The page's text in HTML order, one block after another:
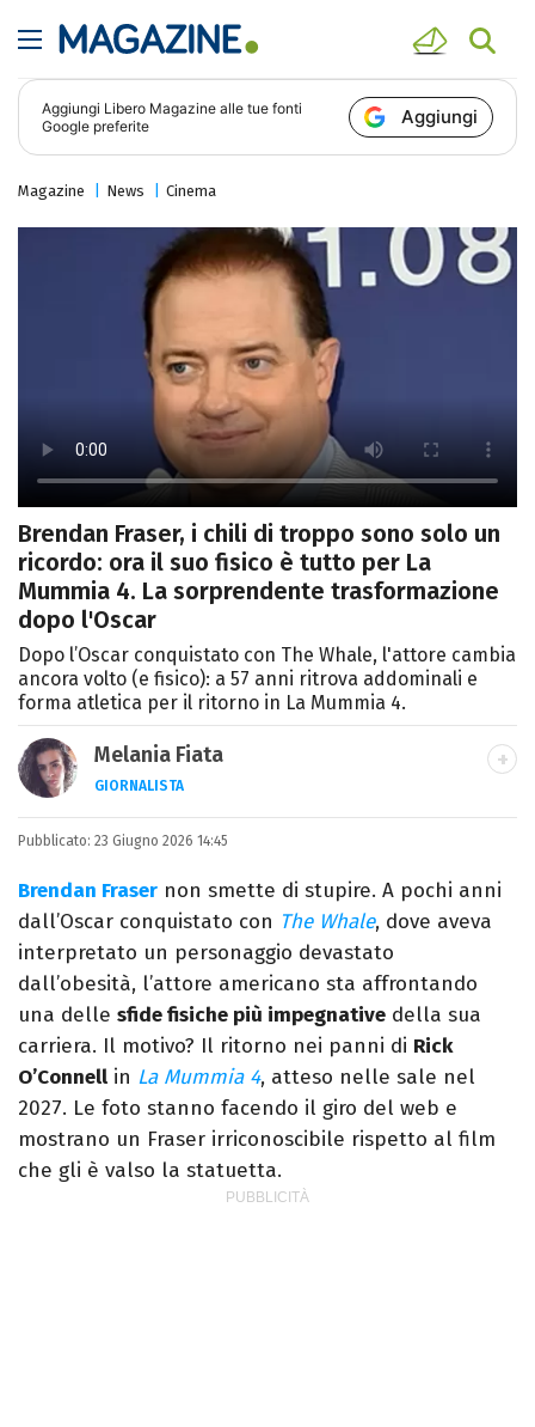
Aggiungi Libero Magazine alle tue fonti
Google preferite
Aggiungi
Magazine News Cinema
Brendan Fraser, i chili di troppo sono solo un
ricordo: ora il suo fisico è tutto per La
Mummia 4. La sorprendente trasformazione
dopo l'Oscar
Dopo l’Oscar conquistato con The Whale, l'attore cambia
ancora volto (e fisico): a 57 anni ritrova addominali e
forma atletica per il ritorno in La Mummia 4.
Melania Fiata
GIORNALISTA
Laureata in Lettere, divoratrice di libri e
serie. Scrivo di spettacoli, film e TV.
Pubblicato: 23 Giugno 2026 14:45
Brendan Fraser non smette di stupire. A pochi anni
dall’Oscar conquistato con The Whale, dove aveva
interpretato un personaggio devastato
dall’obesità, l’attore americano sta affrontando
una delle sfide fisiche più impegnative della sua
carriera. Il motivo? Il ritorno nei panni di Rick
O’Connell in La Mummia 4, atteso nelle sale nel
2027. Le foto stanno facendo il giro del web e
mostrano un Fraser irriconoscibile rispetto al film
che gli è valso la statuetta.